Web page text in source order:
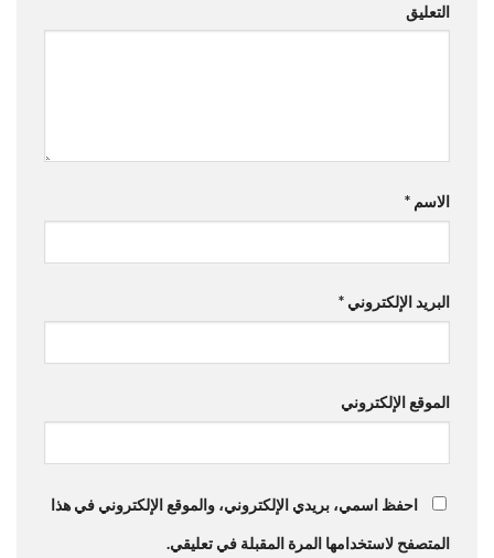
التعليق
الاسم *
البريد الإلكتروني *
الموقع الإلكتروني
احفظ اسمي، بريدي الإلكتروني، والموقع الإلكتروني في هذا
المتصفح لاستخدامها المرة المقبلة في تعليقي.